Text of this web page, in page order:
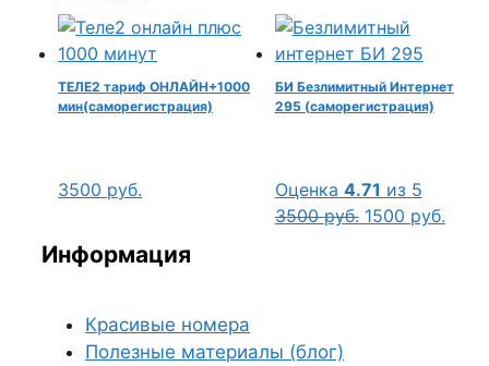
ТЕЛЕ2 тариф ОНЛАЙН+1000
мин(саморегистрация)
3500 руб.
БИ Безлимитный Интернет
295 (саморегистрация)
Оценка 4.71 из 5
3500руб. 1500 руб.
Информация
Красивые номера
Полезные материалы (блог)